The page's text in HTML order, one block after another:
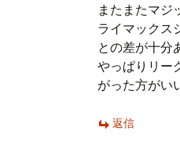
またまたマジ
ライマックス
との差が十分
やっぱりリー
がった方がい
返信